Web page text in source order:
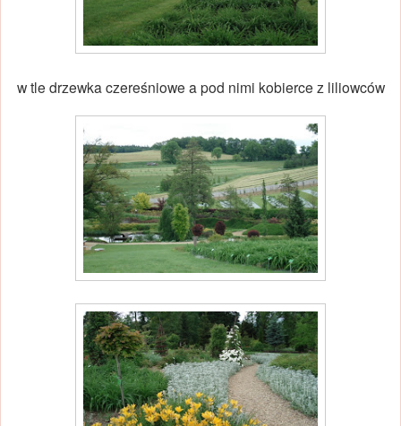
w tle drzewka czereśniowe a pod nimi kobierce z liliowców